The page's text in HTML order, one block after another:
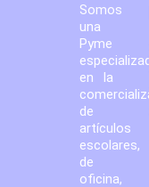
Somos
una
Pyme
en la
de
artículos
escolares,
de
oficina,